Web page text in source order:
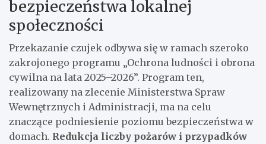
bezpieczeństwa lokalnej
społeczności
Przekazanie czujek odbywa się w ramach szeroko
zakrojonego programu „Ochrona ludności i obrona
cywilna na lata 2025–2026”. Program ten,
realizowany na zlecenie Ministerstwa Spraw
Wewnętrznych i Administracji, ma na celu
znaczące podniesienie poziomu bezpieczeństwa w
domach. Redukcja liczby pożarów i przypadków